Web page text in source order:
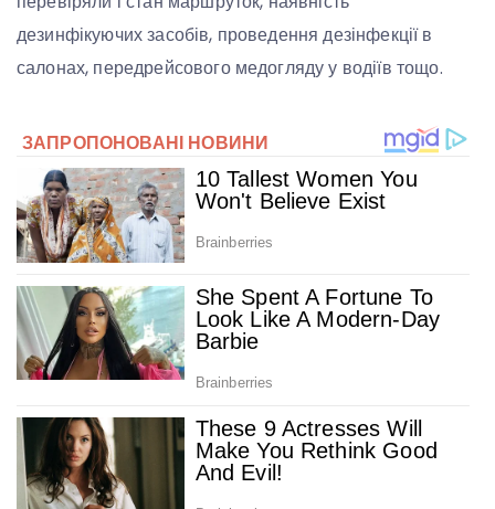
дезинфікуючих засобів, проведення дезінфекції в
салонах, передрейсового медогляду у водіїв тощо.